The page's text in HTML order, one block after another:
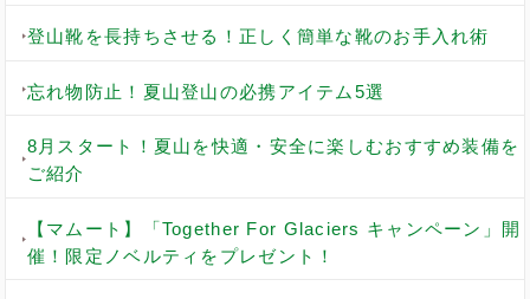
登山靴を長持ちさせる！正しく簡単な靴のお手入れ術
忘れ物防止！夏山登山の必携アイテム5選
8月スタート！夏山を快適・安全に楽しむおすすめ装備を
ご紹介
【マムート】「Together For Glaciers キャンペーン」開
催！限定ノベルティをプレゼント！